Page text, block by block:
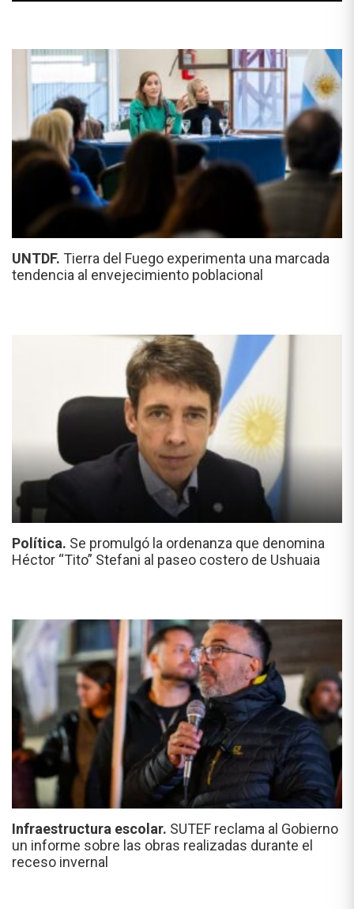
UNTDF. Tierra del Fuego experimenta una marcada
tendencia al envejecimiento poblacional
Política. Se promulgó la ordenanza que denomina
Héctor “Tito” Stefani al paseo costero de Ushuaia
Infraestructura escolar. SUTEF reclama al Gobierno
un informe sobre las obras realizadas durante el
receso invernal